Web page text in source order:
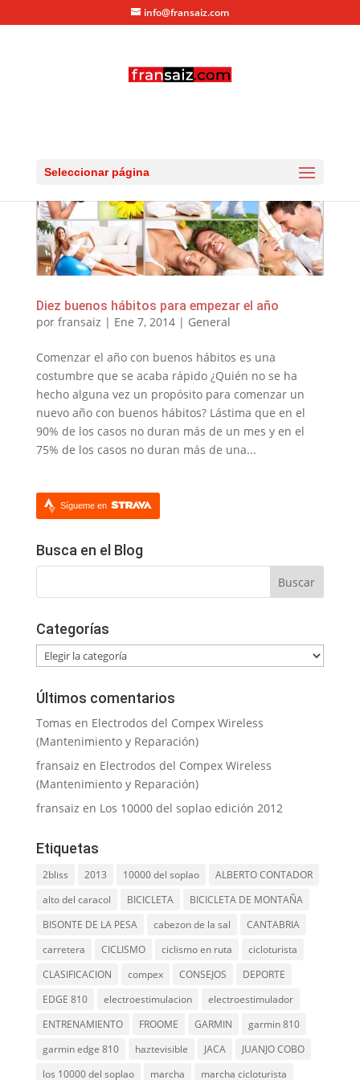
info@fransaiz.com
Seleccionar página
Diez buenos hábitos para empezar el año
por fransaiz | Ene 7, 2014| General
Comenzar el año con buenos hábitos es una
costumbre que se acaba rápido ¿Quién no se ha
hecho alguna vez un propósito para comenzar un
nuevo año con buenos hábitos? Lástima que en el
90% de los casos no duran más de un mes y en el
75% de los casos no duran más de una...
Sígueme en
Busca en el Blog
Categorías
Categorías
Últimos comentarios
Tomas en Electrodos del Compex Wireless
(Mantenimiento y Reparación)
fransaiz en Electrodos del Compex Wireless
(Mantenimiento y Reparación)
fransaiz en Los 10000 del soplao edición 2012
Etiquetas
2bliss 2013 10000 del soplao
ALBERTO CONTADOR
alto del caracol
BICICLETA
BICICLETA DE MONTAÑA
BISONTE DE LA PESA
cabezon de la sal
CANTABRIA
carretera
CICLISMO ciclismo en ruta
cicloturista
CLASIFICACION
compex CONSEJOS
DEPORTE
EDGE 810
electroestimulacion
electroestimulador
ENTRENAMIENTO
FROOME GARMIN
garmin 810
garmin edge 810
haztevisible JACA
JUANJO COBO
los 10000 del soplao
marcha marcha cicloturista